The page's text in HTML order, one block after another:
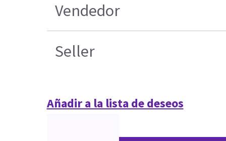
Vendedor
Seller
Añadir a la lista de deseos